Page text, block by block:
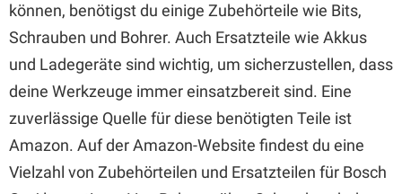
können, benötigst du einige Zubehörteile wie Bits,
Schrauben und Bohrer. Auch Ersatzteile wie Akkus
und Ladegeräte sind wichtig, um sicherzustellen, dass
deine Werkzeuge immer einsatzbereit sind. Eine
zuverlässige Quelle für diese benötigten Teile ist
Amazon. Auf der Amazon-Website findest du eine
Vielzahl von Zubehörteilen und Ersatzteilen für Bosch